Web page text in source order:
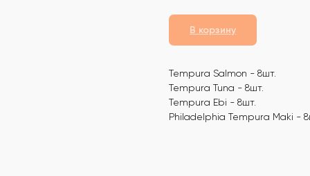
В корзину
Tempura Salmon - 8шт.
Tempura Tuna - 8шт.
Tempura Ebi - 8шт.
Philadelphia Tempura Maki -